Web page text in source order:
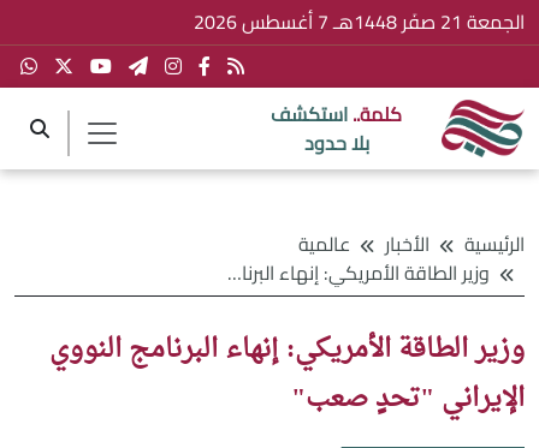
الجمعة 21 صفَر 1448هـ 7 أغسطس 2026
كلمة..استكشف
بلا حدود
الرئيسية الأخبار
عالمية
وزير الطاقة الأمريكي: إنهاء البرنامج النووي الإيراني "تحدٍ صعب"
وزير الطاقة الأمريكي: إنهاء البرنامج النووي
الإيراني "تحدٍ صعب"